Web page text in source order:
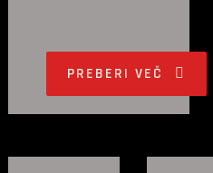
PREBERI VEČ